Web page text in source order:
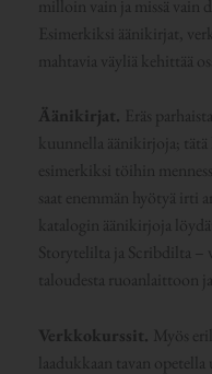
milloin vain ja missä vain
Esimerkiksi äänikirjat,
mahtavia väyliä kehittää
Äänikirjat. Eräs
kuunnella äänikirjoja;
esimerkiksi töihin
saat enemmän hyötyä irti
katalogin äänikirjoja
Storytelilta ja Scribdilta –
taloudesta ruoanlaittoon
Verkkokurssit. Myös
laadukkaan tavan